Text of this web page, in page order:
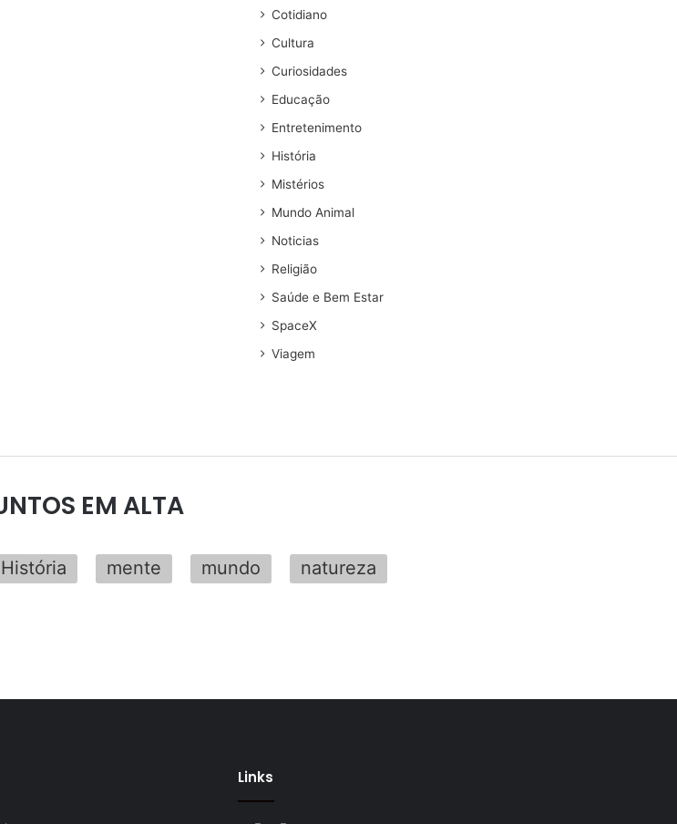
Cotidiano
Cultura
Curiosidades
Educação
Entretenimento
História
Mistérios
Mundo Animal
Noticias
Religião
Saúde e Bem Estar
SpaceX
Viagem
EM ALTA
História mente mundo
natureza
Links